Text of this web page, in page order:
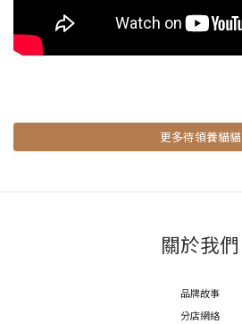
更多待領養貓貓
關於我們
品牌故事
分店網絡